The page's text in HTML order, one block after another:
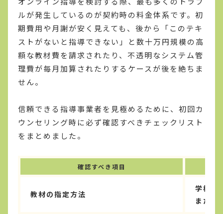
ルが発生しているのが契約時の料金体系です。初
期費用や月謝が安く見えても、後から「このテキ
ストがないと指導できない」と数十万円規模の高
額な教材費を請求されたり、不透明なシステム管
理費が毎月加算されたりするケースが後を絶ちま
せん。
信頼できる指導事業者を見極めるために、初回カ
ウンセリング時に必ず確認すべきチェックリスト
をまとめました。
確認すべき項目
教材の指定方法
学校の
または